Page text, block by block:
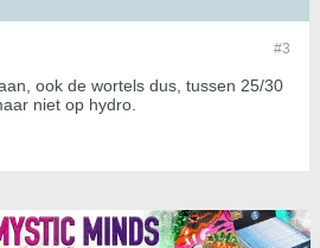
#3
ook de wortels dus, tussen 25/30
niet op hydro.